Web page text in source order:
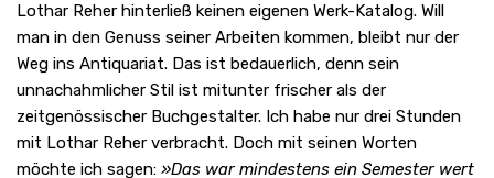
Lothar Reher hinterließ keinen eigenen Werk-Katalog. Will
man in den Genuss seiner Arbeiten kommen, bleibt nur der
Weg ins Antiquariat. Das ist bedauerlich, denn sein
unnachahmlicher Stil ist mitunter frischer als der
zeitgenössischer Buchgestalter. Ich habe nur drei Stunden
mit Lothar Reher verbracht. Doch mit seinen Worten
möchte ich sagen: »Das war mindestens ein Semester wert